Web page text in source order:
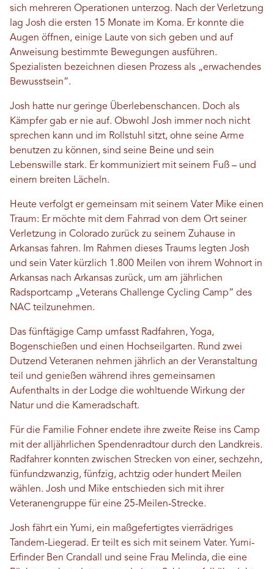
sich mehreren Operationen unterzog. Nach der Verletzung
lag Josh die ersten 15 Monate im Koma. Er konnte die
Augen öffnen, einige Laute von sich geben und auf
Anweisung bestimmte Bewegungen ausführen.
Spezialisten bezeichnen diesen Prozess als „erwachendes
Bewusstsein“.
Josh hatte nur geringe Überlebenschancen. Doch als
Kämpfer gab er nie auf. Obwohl Josh immer noch nicht
sprechen kann und im Rollstuhl sitzt, ohne seine Arme
benutzen zu können, sind seine Beine und sein
Lebenswille stark. Er kommuniziert mit seinem Fuß – und
einem breiten Lächeln.
Heute verfolgt er gemeinsam mit seinem Vater Mike einen
Traum: Er möchte mit dem Fahrrad von dem Ort seiner
Verletzung in Colorado zurück zu seinem Zuhause in
Arkansas fahren. Im Rahmen dieses Traums legten Josh
und sein Vater kürzlich 1.800 Meilen von ihrem Wohnort in
Arkansas nach Arkansas zurück, um am jährlichen
Radsportcamp „Veterans Challenge Cycling Camp“ des
NAC teilzunehmen.
Das fünftägige Camp umfasst Radfahren, Yoga,
Bogenschießen und einen Hochseilgarten. Rund zwei
Dutzend Veteranen nehmen jährlich an der Veranstaltung
teil und genießen während ihres gemeinsamen
Aufenthalts in der Lodge die wohltuende Wirkung der
Natur und die Kameradschaft.
Für die Familie Fohner endete ihre zweite Reise ins Camp
mit der alljährlichen Spendenradtour durch den Landkreis.
Radfahrer konnten zwischen Strecken von einer, sechzehn,
fünfundzwanzig, fünfzig, achtzig oder hundert Meilen
wählen. Josh und Mike entschieden sich mit ihrer
Veteranengruppe für eine 25-Meilen-Strecke.
Josh fährt ein Yumi, ein maßgefertigtes vierrädriges
Tandem-Liegerad. Er teilt es sich mit seinem Vater. Yumi-
Erfinder Ben Crandall und seine Frau Melinda, die eine